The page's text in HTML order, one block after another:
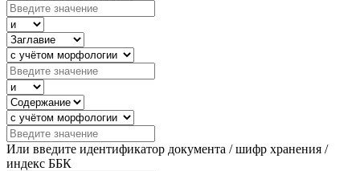
Или введите идентификатор документа / шифр хранения /
индекс ББК